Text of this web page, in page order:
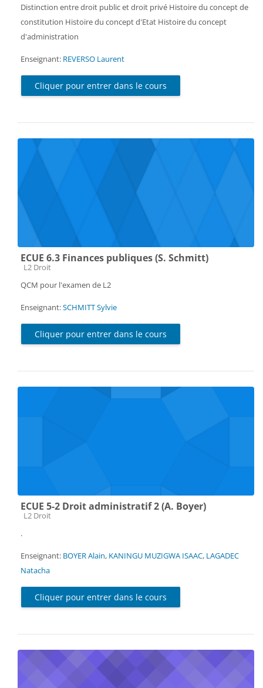
Distinction entre droit public et droit privé Histoire du concept de
constitution Histoire du concept d'Etat Histoire du concept
d'administration
Enseignant: REVERSO Laurent
Cliquer pour entrer dans le cours
ECUE 6.3 Finances publiques (S. Schmitt)
Catégorie de cours
L2 Droit
QCM pour l'examen de L2
Enseignant:SCHMITT Sylvie
Cliquer pour entrer dans le cours
ECUE 5-2 Droit administratif 2 (A. Boyer)
Catégorie de cours
L2 Droit
.
Enseignant: BOYER Alain, KANINGU MUZIGWA ISAAC, LAGADEC
Natacha
Cliquer pour entrer dans le cours